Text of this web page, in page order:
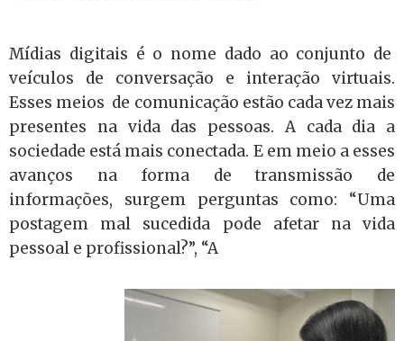
Mídias digitais é o nome dado ao conjunto de
veículos de conversação e interação virtuais.
Esses meios de comunicação estão cada vez mais
presentes na vida das pessoas. A cada dia a
sociedade está mais conectada. E em meio a esses
avanços na forma de transmissão de
informações, surgem perguntas como: “Uma
postagem mal sucedida pode afetar na vida
pessoal e profissional?”, “A